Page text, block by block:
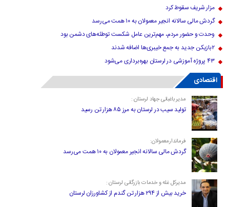
مزار شریف سقوط کرد
گردش مالی سالانه انجیر معمولان به ۱۰ همت می‌رسد
وحدت و حضور مردم، مهم‌ترین عامل شکست توطئه‌های دشمن بود
۲بازیکن جدید به جمع خیبری‌ها اضافه شدند
۴۳ پروژه آموزشی در لرستان بهره‌برداری می‌شود
اقتصادی
مدیر باغبانی جهاد لرستان :
تولید سیب در لرستان به مرز ۸۵ هزار تن رسید
فرماندارمعمولان:
گردش مالی سالانه انجیر معمولان به ۱۰ همت می‌رسد
مدیرکل غله و خدمات بازرگانی لرستان :
خرید بیش از ۲۹۴ هزار تن گندم از کشاورزان لرستان